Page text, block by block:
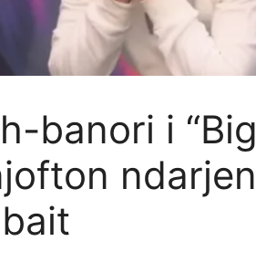
banori i “Big
ndarjen